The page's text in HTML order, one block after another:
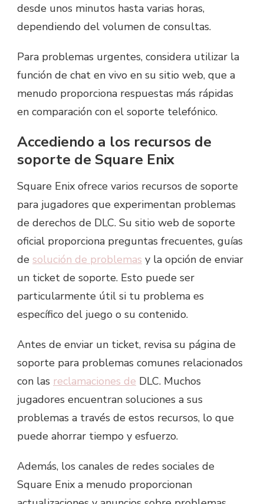
desde unos minutos hasta varias horas,
dependiendo del volumen de consultas.
Para problemas urgentes, considera utilizar la
función de chat en vivo en su sitio web, que a
menudo proporciona respuestas más rápidas
en comparación con el soporte telefónico.
Accediendo a los recursos de
soporte de Square Enix
Square Enix ofrece varios recursos de soporte
para jugadores que experimentan problemas
de derechos de DLC. Su sitio web de soporte
oficial proporciona preguntas frecuentes, guías
de solución de problemas y la opción de enviar
un ticket de soporte. Esto puede ser
particularmente útil si tu problema es
específico del juego o su contenido.
Antes de enviar un ticket, revisa su página de
soporte para problemas comunes relacionados
con las reclamaciones de DLC. Muchos
jugadores encuentran soluciones a sus
problemas a través de estos recursos, lo que
puede ahorrar tiempo y esfuerzo.
Además, los canales de redes sociales de
Square Enix a menudo proporcionan